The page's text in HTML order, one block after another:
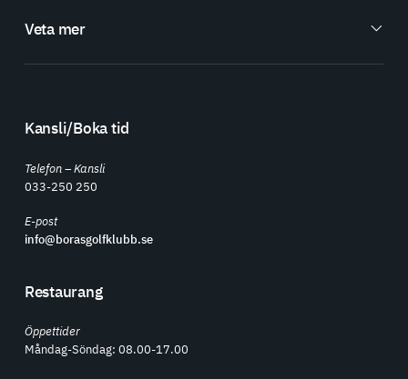
Veta mer
Kansli/Boka tid
Telefon – Kansli
033-250 250
E-post
info@borasgolfklubb.se
Restaurang
Öppettider
Måndag-Söndag: 08.00-17.00